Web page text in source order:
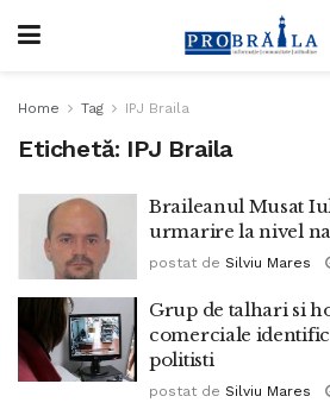
Home Tag IPJ Braila
Etichetă: IPJ Braila
Braileanul Musat
urmarire la nivel
postat de Silviu Mares
Grup de talhari si
comerciale
politisti
postat de Silviu Mares